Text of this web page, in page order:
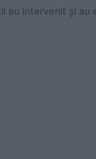
au intervenit și au